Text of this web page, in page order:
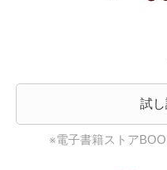
試
※電子書籍ストア